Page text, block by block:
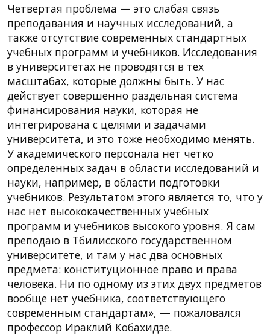
Четвертая проблема — это слабая связь
преподавания и научных исследований, а
также отсутствие современных стандартных
учебных программ и учебников. Исследования
в университетах не проводятся в тех
масштабах, которые должны быть. У нас
действует совершенно раздельная система
финансирования науки, которая не
интегрирована с целями и задачами
университета, и это тоже необходимо менять.
У академического персонала нет четко
определенных задач в области исследований и
науки, например, в области подготовки
учебников. Результатом этого является то, что у
нас нет высококачественных учебных
программ и учебников высокого уровня. Я сам
преподаю в Тбилисского государственном
университете, и там у нас два основных
предмета: конституционное право и права
человека. Ни по одному из этих двух предметов
вообще нет учебника, соответствующего
современным стандартам», — пожаловался
профессор Ираклий Кобахидзе.